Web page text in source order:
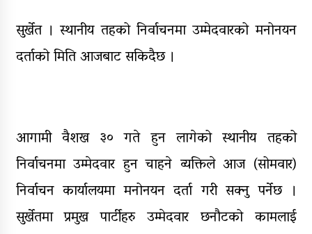
भागबण्डा यस्तो छ…
आठ लाख २१ हजार घुससहित सिँचाइ
डिभिजन सर्लाहीका प्रमुख र अधिकृत
मृत्यु, दुई घाइते
सुर्खेत । स्थानीय तहको निर्वाचनमा उम्मेदवारको मनोनयन
दर्ताको मिति आजबाट सकिदैछ ।
आगामी वैशख ३० गते हुन लागेको स्थानीय तहको
निर्वाचनमा उम्मेदवार हुन चाहने व्यक्तिले आज (सोमवार)
निर्वाचन कार्यालयमा मनोनयन दर्ता गरी सक्नु पर्नेछ ।
सुर्खेतमा प्रमुख पार्टीहरु उम्मेदवार छनौटको कामलाई